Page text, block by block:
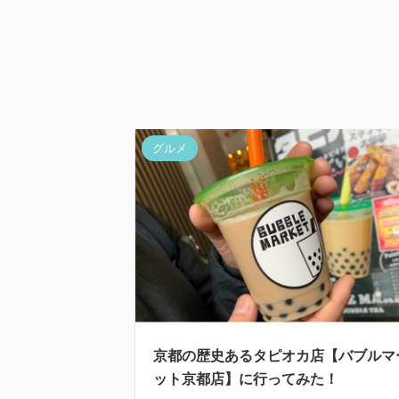
グルメ
京都の歴史あるタピオカ店【バブルマ
ット京都店】に行ってみた！